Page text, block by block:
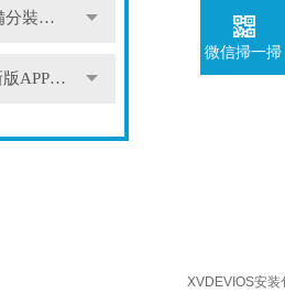
FQ係列微球製備分裝係統
XVDEVIOS最新版APP下载配件
XVDEVIOS安装包
微信掃一掃